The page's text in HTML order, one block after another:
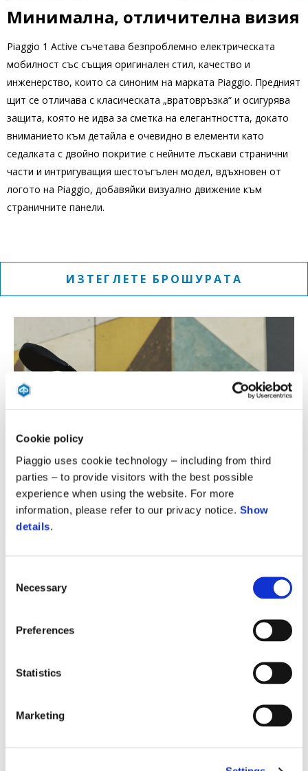
Cookie policy
Piaggio uses cookie technology – including from third
parties – to provide visitors with the best possible
experience when using the website. For more
information, please refer to our privacy notice. Show
details.
Selection
Necessary
Preferences
Statistics
Marketing
Минимална, отличителна визия
Piaggio 1 Active съчетава безпроблемно електрическата
мобилност със същия оригинален стил, качество и
инженерство, които са синоним на марката Piaggio. Предният
щит се отличава с класическата „вратовръзка“ и осигурява
защита, която не идва за сметка на елегантността, докато
вниманието към детайла е очевидно в елементи като
седалката с двойно покритие с нейните лъскави странични
части и интригуващия шестоъгълен модел, вдъхновен от
логото на Piaggio, добавяйки визуално движение към
страничните панели.
ИЗТЕГЛЕТЕ БРОШУРАТА